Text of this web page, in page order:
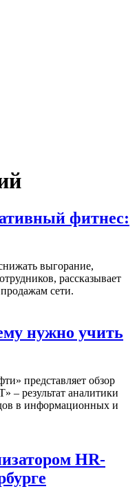
фитнес:
выгорание,
рассказывает
сети.
нужно учить
представляет обзор
– результат аналитики
в информационных и
HR-